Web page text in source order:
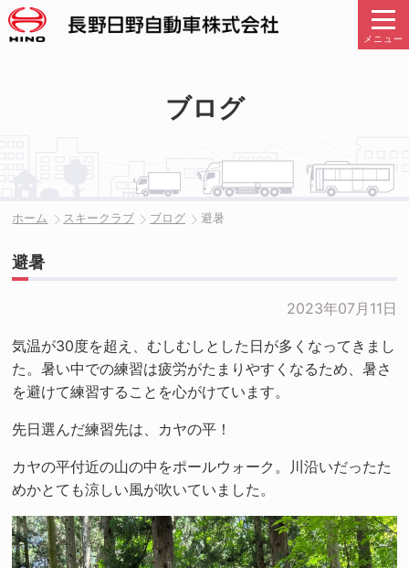
メニュー
ブログ
ホーム スキークラブ ブログ 避暑
避暑
2023年07月11日
気温が30度を超え、むしむしとした日が多くなってきまし
た。暑い中での練習は疲労がたまりやすくなるため、暑さ
を避けて練習することを心がけています。
先日選んだ練習先は、カヤの平！
カヤの平付近の山の中をポールウォーク。川沿いだったた
めかとても涼しい風が吹いていました。